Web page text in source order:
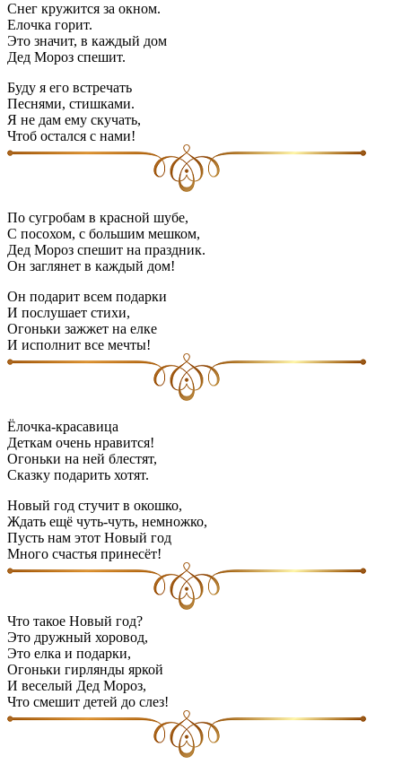
Снег кружится за окном.
Елочка горит.
Это значит, в каждый дом
Дед Мороз спешит.
Буду я его встречать
Песнями, стишками.
Я не дам ему скучать,
Чтоб остался с нами!
По сугробам в красной шубе,
С посохом, с большим мешком,
Дед Мороз спешит на праздник.
Он заглянет в каждый дом!
Он подарит всем подарки
И послушает стихи,
Огоньки зажжет на елке
И исполнит все мечты!
Ёлочка-красавица
Деткам очень нравится!
Огоньки на ней блестят,
Сказку подарить хотят.
Новый год стучит в окошко,
Ждать ещё чуть-чуть, немножко,
Пусть нам этот Новый год
Много счастья принесёт!
Что такое Новый год?
Это дружный хоровод,
Это елка и подарки,
Огоньки гирлянды яркой
И веселый Дед Мороз,
Что смешит детей до слез!